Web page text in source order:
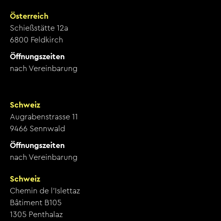
Österreich
Schießstätte 12a
6800 Feldkirch
Öffnungszeiten
nach Vereinbarung
Schweiz
Augrabenstrasse 11
9466 Sennwald
Öffnungszeiten
nach Vereinbarung
Schweiz
Chemin de l’Islettaz
Bâtiment B105
1305 Penthalaz